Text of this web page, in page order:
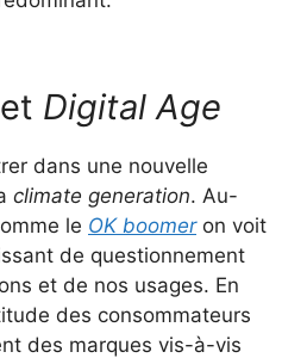
et Digital Age
dans une nouvelle
climate generation. Au-
le OK boomeron voit
de questionnement
et de nos usages. En
des consommateurs
des marques vis-à-vis